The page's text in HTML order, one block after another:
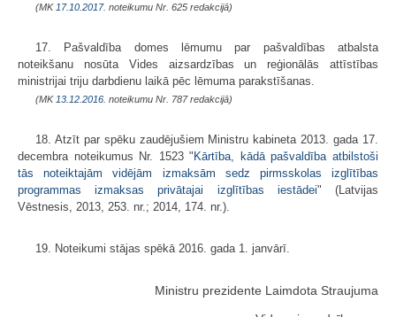
(MK 17.10.2017. noteikumu Nr. 625 redakcijā)
17. Pašvaldība domes lēmumu par pašvaldības atbalsta
noteikšanu nosūta Vides aizsardzības un reģionālās attīstības
ministrijai triju darbdienu laikā pēc lēmuma parakstīšanas.
(MK 13.12.2016. noteikumu Nr. 787 redakcijā)
18. Atzīt par spēku zaudējušiem Ministru kabineta 2013. gada 17.
decembra noteikumus Nr. 1523 "Kārtība, kādā pašvaldība atbilstoši
tās noteiktajām vidējām izmaksām sedz pirmsskolas izglītības
programmas izmaksas privātajai izglītības iestādei" (Latvijas
Vēstnesis, 2013, 253. nr.; 2014, 174. nr.).
19. Noteikumi stājas spēkā 2016. gada 1. janvārī.
Ministru prezidente Laimdota Straujuma